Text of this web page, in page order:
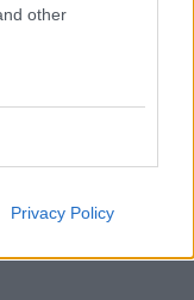
other
Privacy Policy